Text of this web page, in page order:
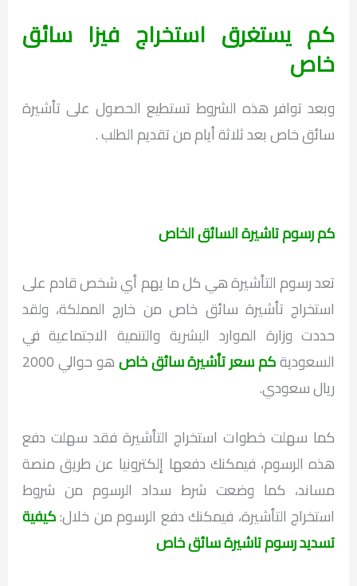
كم يستغرق استخراج فيزا سائق
خاص
وبعد توافر هذه الشروط تستطيع الحصول على تأشيرة
سائق خاص بعد ثلاثة أيام من تقديم الطلب .
كم رسوم تاشيرة السائق الخاص
تعد رسوم التأشيرة هي كل ما يهم أي شخص قادم على
استخراج تأشيرة سائق خاص من خارج المملكة، ولقد
حددت وزارة الموارد البشرية والتنمية الاجتماعية في
السعوديةكم سعر تأشيرة سائقخاص
هو حوالي 2000
ريال سعودي.
كما سهلت خطوات استخراج التأشيرة فقد سهلت دفع
هذه الرسوم، فيمكنك دفعها إلكترونيا عن طريق منصة
مساند، كما وضعت شرط سداد الرسوم من شروط
استخراج التأشيرة، فيمكنك دفع الرسوم من خلال:كيفية
تسديد رسوم تاشيرة سائق خاص